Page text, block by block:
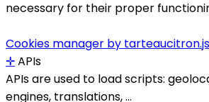
necessary for their proper
Cookies manager by tarteaucitron.js
✛APIs
APIs are used to load scripts:
engines, translations, ...